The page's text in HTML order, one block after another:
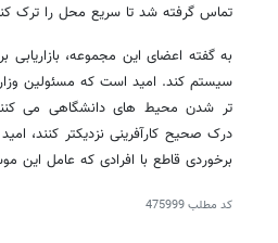
تماس گرفته شد تا سریع محل را ترک
سیستم کند. امید است که مسئولین
تر شدن محیط های دانشگاهی می
درک صحیح کارآفرینی نزدیکتر کنند،
برخوردی قاطع با افرادی که عامل
کد مطلب475999